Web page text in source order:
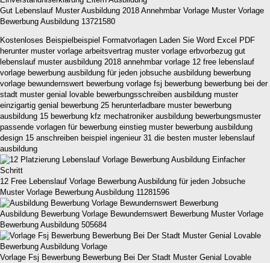
Gut Lebenslauf Muster Ausbildung 2018 Annehmbar Vorlage Muster Vorlage
Bewerbung Ausbildung 13721580
Kostenloses Beispielbeispiel Formatvorlagen Laden Sie Word Excel PDF
herunter muster vorlage arbeitsvertrag muster vorlage erbvorbezug gut
lebenslauf muster ausbildung 2018 annehmbar vorlage 12 free lebenslauf
vorlage bewerbung ausbildung für jeden jobsuche ausbildung bewerbung
vorlage bewundernswert bewerbung vorlage fsj bewerbung bewerbung bei der
stadt muster genial lovable bewerbungsschreiben ausbildung muster
einzigartig genial bewerbung 25 herunterladbare muster bewerbung
ausbildung 15 bewerbung kfz mechatroniker ausbildung bewerbungsmuster
passende vorlagen für bewerbung einstieg muster bewerbung ausbildung
design 15 anschreiben beispiel ingenieur 31 die besten muster lebenslauf
ausbildung
12 Free Lebenslauf Vorlage Bewerbung Ausbildung für jeden Jobsuche
Muster Vorlage Bewerbung Ausbildung 11281596
Ausbildung Bewerbung Vorlage Bewundernswert Bewerbung Muster Vorlage
Bewerbung Ausbildung 505684
Vorlage Fsj Bewerbung Bewerbung Bei Der Stadt Muster Genial Lovable